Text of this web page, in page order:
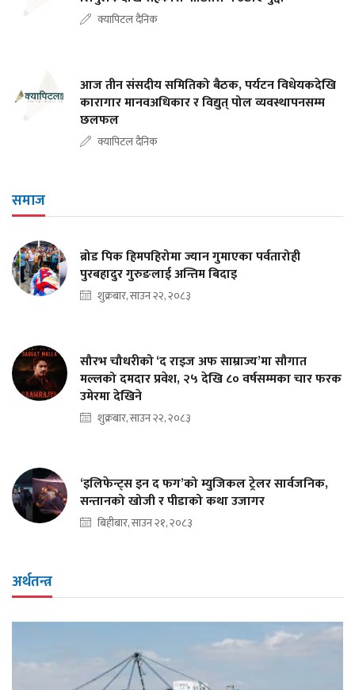
क्यापिटल दैनिक
आज तीन संसदीय समितिको बैठक, पर्यटन विधेयकदेखि
कारागार मानवअधिकार र विद्युत् पोल व्यवस्थापनसम्म
छलफल
क्यापिटल दैनिक
समाज
ब्रोड पिक हिमपहिरोमा ज्यान गुमाएका पर्वतारोही
पुरबहादुर गुरुङलाई अन्तिम बिदाइ
शुक्रबार, साउन २२, २०८३
सौरभ चौधरीको ‘द राइज अफ साम्राज्य’मा सौगात
मल्लको दमदार प्रवेश, २५ देखि ८० वर्षसम्मका चार फरक
उमेरमा देखिने
शुक्रबार, साउन २२, २०८३
‘इलिफेन्ट्स इन द फग’को म्युजिकल ट्रेलर सार्वजनिक,
सन्तानको खोजी र पीडाको कथा उजागर
बिहीबार, साउन २१, २०८३
अर्थतन्त्र